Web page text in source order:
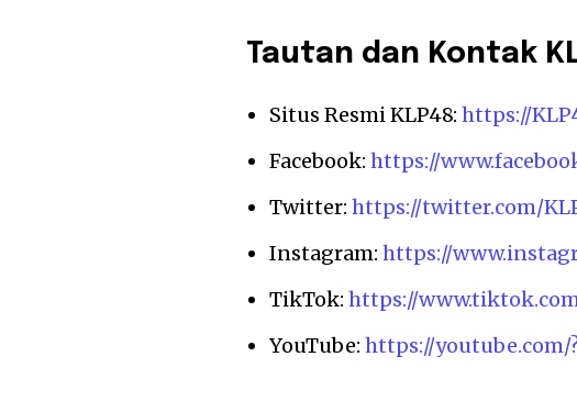
Tautan dan Kontak
Situs Resmi KLP48:https://
Facebook:https://
Twitter:https://twitter.com/
Instagram:https://
TikTok:https://
YouTube:https://youtube.com/